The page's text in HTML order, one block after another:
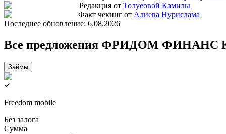
Редакция от Толуеовой Камилы
Факт чекинг от Алиева Нурислама
Последнее обновление: 6.08.2026
Все предложения ФРИДОМ ФИНАНС
Займы
Freedom mobile
Без залога
Сумма